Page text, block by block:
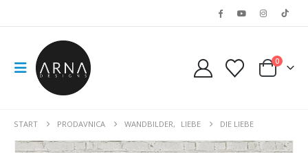
0
START PRODAVNICA WANDBILDER, LIEBE DIE LIEBE